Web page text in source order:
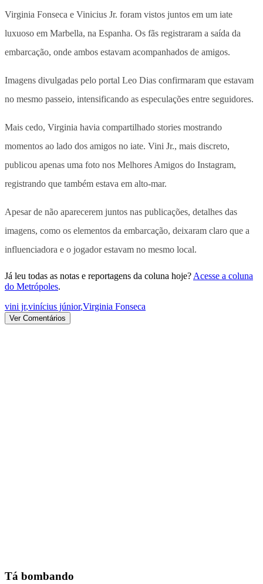
Virginia Fonseca e Vinicius Jr. foram vistos juntos em um iate
luxuoso em Marbella, na Espanha. Os fãs registraram a saída da
embarcação, onde ambos estavam acompanhados de amigos.
Imagens divulgadas pelo portal Leo Dias confirmaram que estavam
no mesmo passeio, intensificando as especulações entre seguidores.
Mais cedo, Virginia havia compartilhado stories mostrando
momentos ao lado dos amigos no iate. Vini Jr., mais discreto,
publicou apenas uma foto nos Melhores Amigos do Instagram,
registrando que também estava em alto-mar.
Apesar de não aparecerem juntos nas publicações, detalhes das
imagens, como os elementos da embarcação, deixaram claro que a
influenciadora e o jogador estavam no mesmo local.
Já leu todas as notas e reportagens da coluna hoje? Acesse a coluna
do Metrópoles.
vini jr,vinícius júnior,Virginia Fonseca
Ver Comentários
Tá bombando